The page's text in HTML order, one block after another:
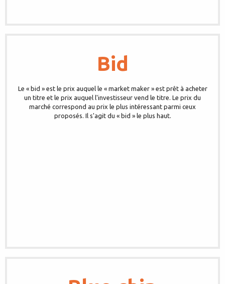
Bid
Le « bid » est le prix auquel le « market maker » est prêt à acheter
un titre et le prix auquel l'investisseur vend le titre. Le prix du
marché correspond au prix le plus intéressant parmi ceux
proposés. Il s'agit du « bid » le plus haut.